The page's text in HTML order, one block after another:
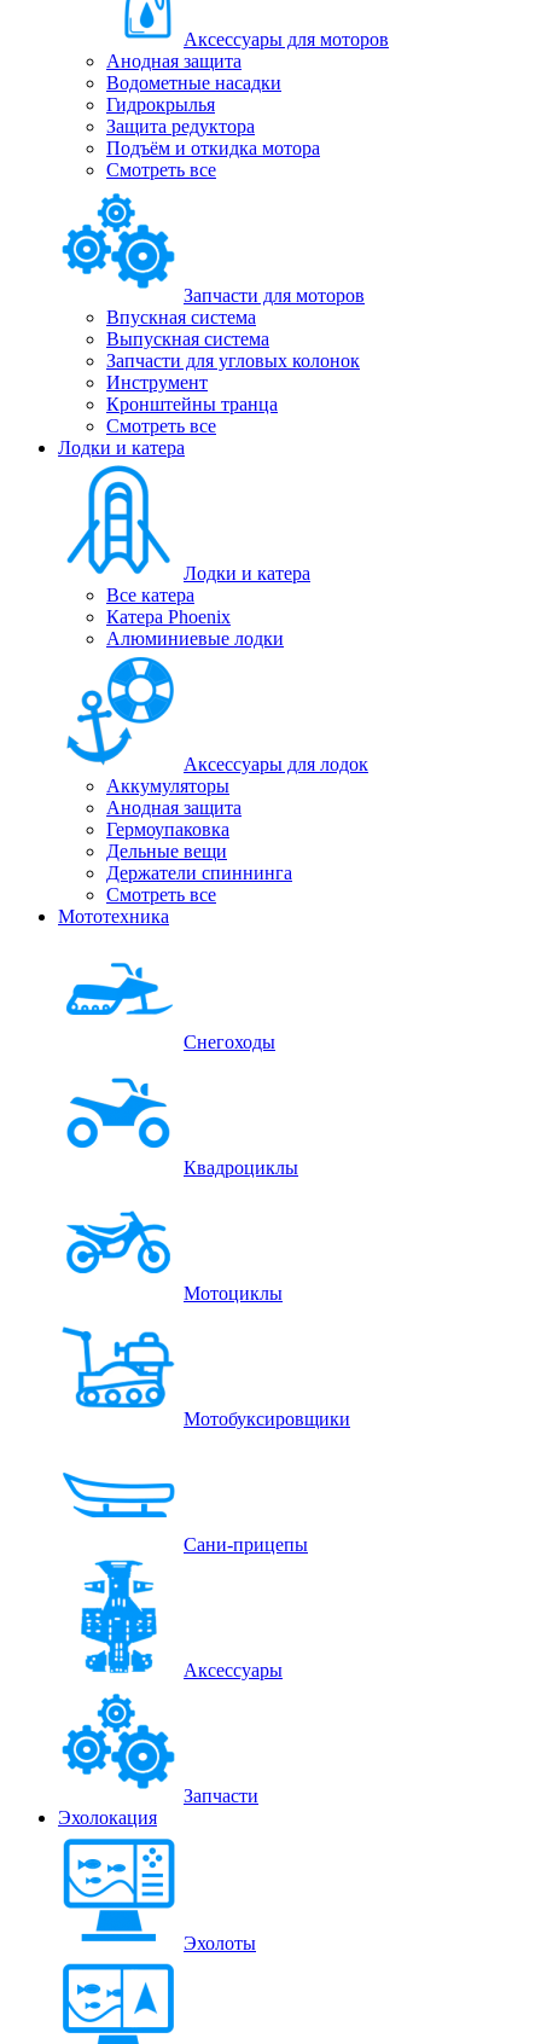
Аксессуары для моторов
Анодная защита
Водометные насадки
Гидрокрылья
Защита редуктора
Подъём и откидка мотора
Смотреть все
Запчасти для моторов
Впускная система
Выпускная система
Запчасти для угловых колонок
Инструмент
Кронштейны транца
Смотреть все
Лодки и катера
Лодки и катера
Все катера
Катера Phoenix
Алюминиевые лодки
Аксессуары для лодок
Аккумуляторы
Анодная защита
Гермоупаковка
Дельные вещи
Держатели спиннинга
Смотреть все
Мототехника
Снегоходы
Квадроциклы
Мотоциклы
Мотобуксировщики
Сани-прицепы
Аксессуары
Запчасти
Эхолокация
Эхолоты